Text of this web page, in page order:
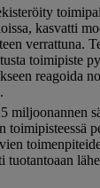
kasvatti
verrattuna.
toimipiste
reagoida
miljoonannen
toimipisteessä
tuotantoaan